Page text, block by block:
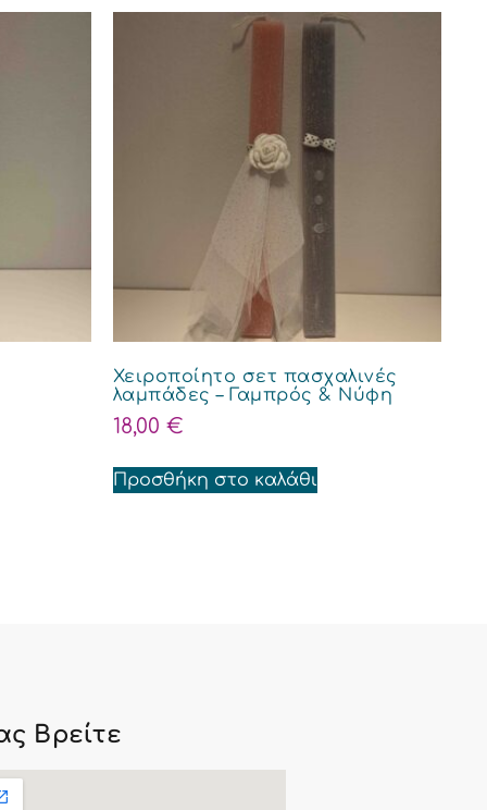
Χειροποίητο σετ πασχαλινές
λαμπάδες – Γαμπρός & Νύφη
18,00 €
Προσθήκη στο καλάθι
Βρείτε